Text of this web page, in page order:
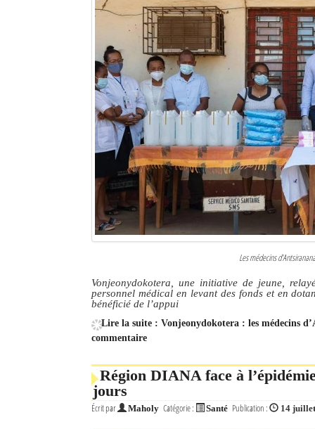
Les médecins
Vonjeonydokotera, une initiative de jeune,
personnel médical en levant des fonds et en
bénéficié de l’appui
Lire la suite : Vonjeonydokotera : les médecins
commentaire
Région DIANA face à
jours
Écrit par Maholy Catégorie : Santé Publication : 14